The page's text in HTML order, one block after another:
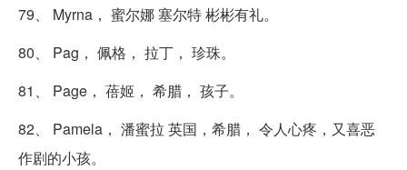
79、 Myrna， 蜜尔娜 塞尔特 彬彬有礼。
80、 Pag， 佩格， 拉丁， 珍珠。
81、 Page， 蓓姬， 希腊， 孩子。
82、 Pamela， 潘蜜拉 英国，希腊， 令人心疼，又喜恶
作剧的小孩。